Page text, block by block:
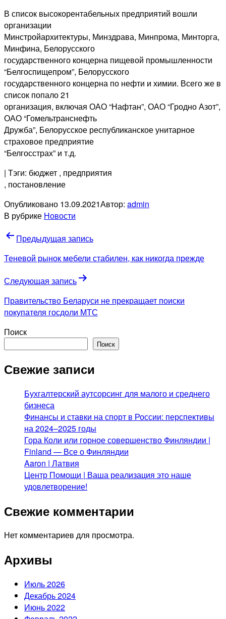
В список высокорентабельных предприятий вошли
организации
Минстройархитектуры, Минздрава, Минпрома, Минторга,
Минфина, Белорусского
государственного концерна пищевой промышленности
“Белгоспищепром”, Белорусского
государственного концерна по нефти и химии. Всего же в
список попало 21
организация, включая ОАО “Нафтан”, ОАО “Гродно Азот”,
ОАО “Гомельтранснефть
Дружба”, Белорусское республиканское унитарное
страховое предприятие
“Белгосстрах” и т.д.
| Тэги: бюджет , предприятия
, постановление
Опубликовано 13.09.2021Автор: admin
В рубрике Новости
Навигация
по
Предыдущая запись
Теневой рынок мебели стабилен, как никогда прежде
Следующая запись
Правительство Беларуси не прекращает поиски
покупателя госдоли МТС
Поиск
Поиск
Свежие записи
Бухгалтерский аутсорсинг для малого и среднего
бизнеса
Финансы и ставки на спорт в России: перспективы
на 2024–2025 годы
Гора Коли или горное совершенство Финляндии |
Finland — Все о Финляндии
Aaron | Латвия
Центр Помощи | Ваша реализация это наше
удовлетворение!
Свежие комментарии
Нет комментариев для просмотра.
Архивы
Июль 2026
Декабрь 2024
Июнь 2022